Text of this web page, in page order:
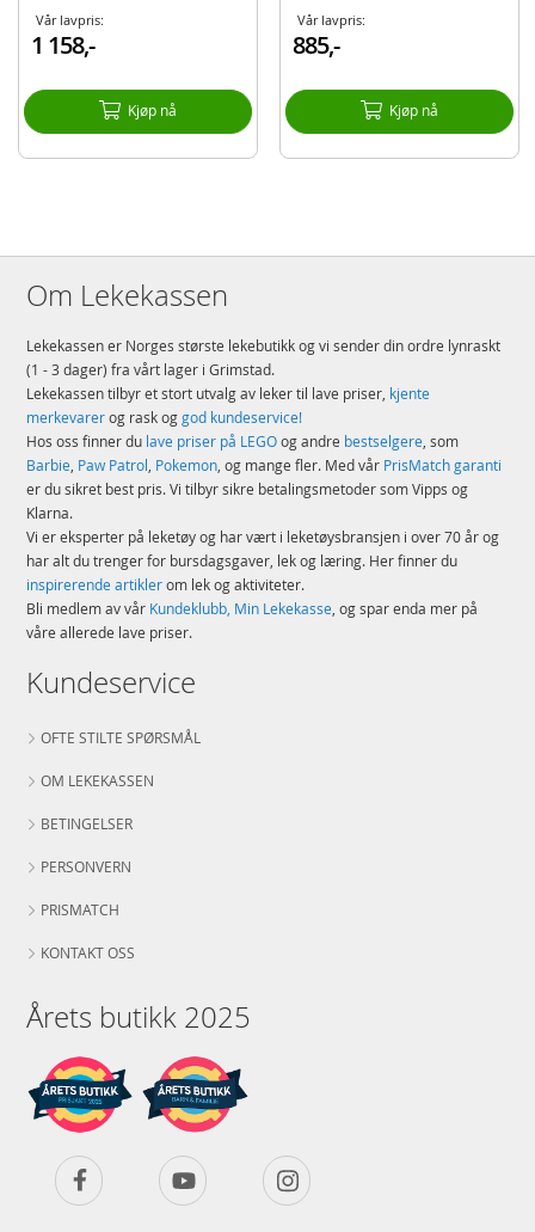
Vår lavpris:
1 158,-
Kjøp nå
Vår lavpris:
885,-
Kjøp nå
Om Lekekassen
Lekekassen er Norges største lekebutikk og vi sender din ordre lynraskt
(1 - 3 dager) fra vårt lager i Grimstad.
Lekekassen tilbyr et stort utvalg av leker til lave priser, kjente
merkevarerog rask oggod kundeservice!
Hos oss finner du lave priser på LEGOog andre bestselgere, som
Barbie, Paw Patrol, Pokemon, og mange fler. Med vår PrisMatch garanti
er du sikret best pris. Vi tilbyr sikre betalingsmetoder som Vipps og
Klarna.
Vi er eksperter på leketøy og har vært i leketøysbransjen i over 70 år og
har alt du trenger for bursdagsgaver, lek og læring. Her finner du
inspirerende artiklerom lek og aktiviteter.
Bli medlem av vår Kundeklubb, Min Lekekasse, og spar enda mer på
våre allerede lave priser.
Kundeservice
OFTE STILTE SPØRSMÅL
OM LEKEKASSEN
BETINGELSER
PERSONVERN
PRISMATCH
KONTAKT OSS
Årets butikk 2025